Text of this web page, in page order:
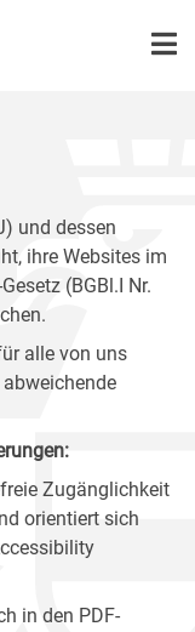
und dessen
ihre Websites im
(BGBl.I Nr.
alle von uns
Zugänglichkeit
orientiert sich
in den PDF-